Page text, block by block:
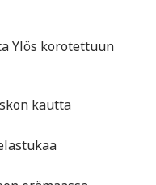
Ylös korotettuun
kautta